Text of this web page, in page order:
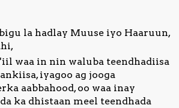
la hadlay Muuse iyo Haaruun,
waa in nin waluba teendhadiisa
iyagoo ag jooga
aabbahood, oo waa inay
ka dhistaan meel teendhada